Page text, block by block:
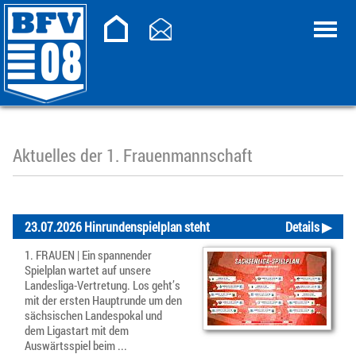
Aktuelles der 1. Frauenmannschaft
Details ▶
23.07.2026 Hinrundenspielplan steht
1. FRAUEN | Ein spannender
Spielplan wartet auf unsere
Landesliga-Vertretung. Los geht’s
mit der ersten Hauptrunde um den
sächsischen Landespokal und
dem Ligastart mit dem
Auswärtsspiel beim ...